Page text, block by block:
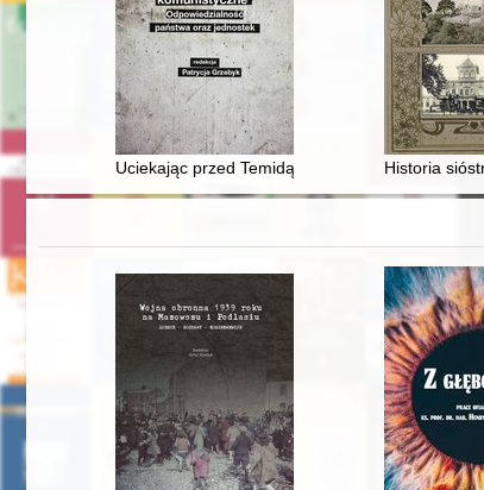
Uciekając przed Temidą" : bezsilność polskich
Historia